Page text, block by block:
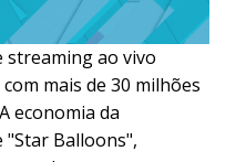
streaming ao vivo
mais de 30 milhões
economia da
Balloons",